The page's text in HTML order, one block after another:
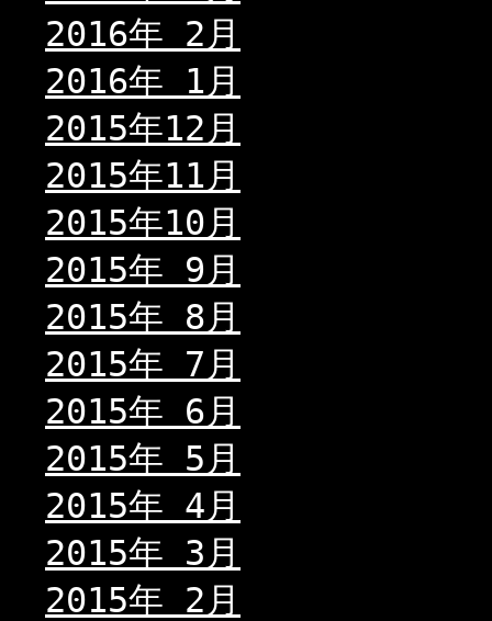
2016年 2月
2016年 1月
2015年12月
2015年11月
2015年10月
2015年 9月
2015年 8月
2015年 7月
2015年 6月
2015年 5月
2015年 4月
2015年 3月
2015年 2月